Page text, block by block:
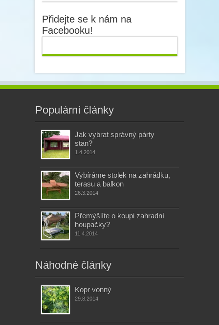
Přidejte se k nám na
Facebooku!
Populární články
Jak vybrat správný párty
stan?
1.4.2014
Vybíráme stolek na zahrádku,
terasu a balkon
26.3.2014
Přemýšlíte o koupi zahradní
houpačky?
11.4.2014
Náhodné články
Kopr vonný
29.8.2014